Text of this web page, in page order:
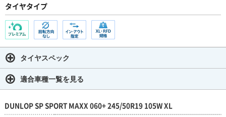
タイヤタイプ
タイヤスペック
適合車種一覧を見る
DUNLOP SP SPORT MAXX 060+ 245/50R19 105W XL